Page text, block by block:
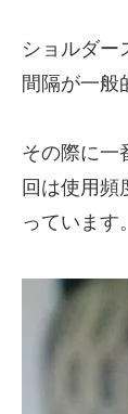
ショルダー
間隔が一般
その際に一
回は使用頻
っています